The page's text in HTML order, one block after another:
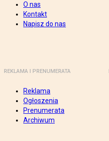
O nas
Kontakt
Napisz do nas
REKLAMA I PRENUMERATA
Reklama
Ogłoszenia
Prenumerata
Archiwum